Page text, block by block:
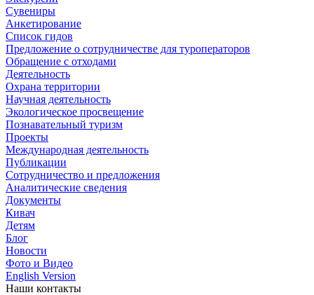
Сувениры
Анкетирование
Список гидов
Предложение о сотрудничестве для туроператоров
Обращение с отходами
Деятельность
Охрана территории
Научная деятельность
Экологическое просвещение
Познавательный туризм
Проекты
Международная деятельность
Публикации
Сотрудничество и предложения
Аналитические сведения
Документы
Кивач
Детям
Блог
Новости
Фото и Видео
English Version
Наши контакты